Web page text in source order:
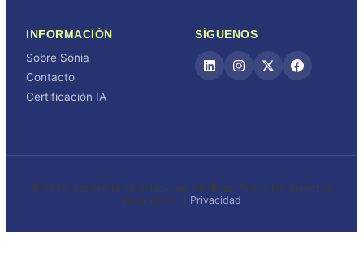
INFORMACIÓN
Sobre Sonia
Contacto
Certificación IA
SÍGUENOS
© 2026 Academia de Relaciones Públicas. Todos los derechos
reservados. | Privacidad